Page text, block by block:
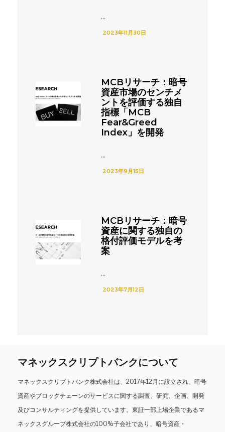
...
2023年11月30日
MCBリサーチ：暗号
資産市場のセンチメ
ントを評価する独自
指標「MCB
Fear&Greed
Index」を開発
...
2023年9月15日
MCBリサーチ：暗号
資産に関する独自の
格付評価モデルを考
案
...
2023年7月12日
マネックスクリプトバンクについて
マネックスクリプトバンク株式会社は、2017年12月に設立され、暗号
資産やブロックチェーンのサービスに関する調査、研究、企画、開発
及びコンサルティングを提供しています。東証一部上場企業であるマ
ネックスグループ株式会社の100%子会社であり、暗号資産・